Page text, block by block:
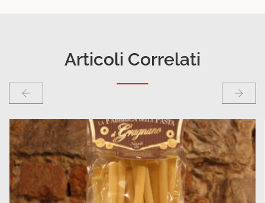
Articoli Correlati